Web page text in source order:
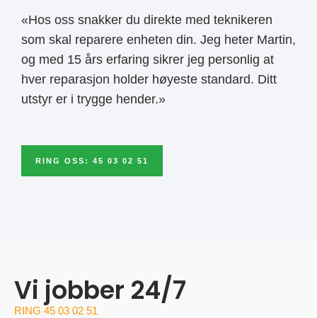
«Hos oss snakker du direkte med teknikeren
som skal reparere enheten din. Jeg heter Martin,
og med 15 års erfaring sikrer jeg personlig at
hver reparasjon holder høyeste standard. Ditt
utstyr er i trygge hender.»
RING OSS: 45 03 02 51
Vi jobber 24/7
RING 45 03 02 51